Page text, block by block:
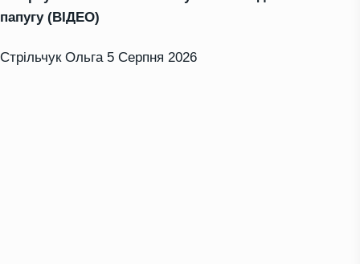
папугу (ВІДЕО)
Стрільчук Ольга 5 Серпня 2026